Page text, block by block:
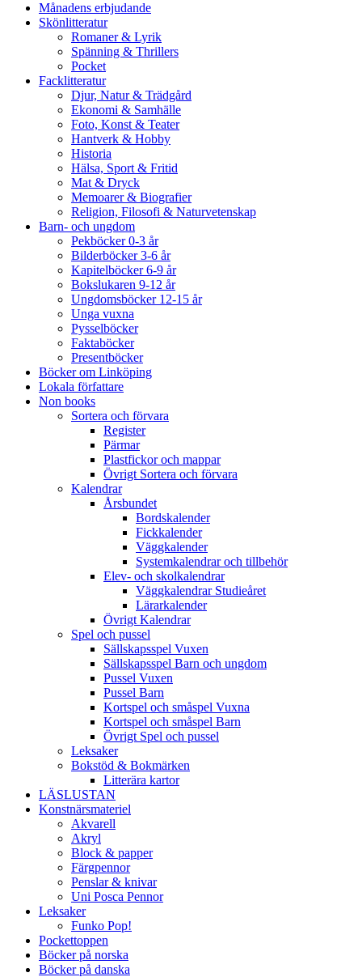
Månadens erbjudande
Skönlitteratur
Romaner & Lyrik
Spänning & Thrillers
Pocket
Facklitteratur
Djur, Natur & Trädgård
Ekonomi & Samhälle
Foto, Konst & Teater
Hantverk & Hobby
Historia
Hälsa, Sport & Fritid
Mat & Dryck
Memoarer & Biografier
Religion, Filosofi & Naturvetenskap
Barn- och ungdom
Pekböcker 0-3 år
Bilderböcker 3-6 år
Kapitelböcker 6-9 år
Bokslukaren 9-12 år
Ungdomsböcker 12-15 år
Unga vuxna
Pysselböcker
Faktaböcker
Presentböcker
Böcker om Linköping
Lokala författare
Non books
Sortera och förvara
Register
Pärmar
Plastfickor och mappar
Övrigt Sortera och förvara
Kalendrar
Årsbundet
Bordskalender
Fickkalender
Väggkalender
Systemkalendrar och tillbehör
Elev- och skolkalendrar
Väggkalendrar Studieåret
Lärarkalender
Övrigt Kalendrar
Spel och pussel
Sällskapsspel Vuxen
Sällskapsspel Barn och ungdom
Pussel Vuxen
Pussel Barn
Kortspel och småspel Vuxna
Kortspel och småspel Barn
Övrigt Spel och pussel
Leksaker
Bokstöd & Bokmärken
Litterära kartor
LÄSLUSTAN
Konstnärsmateriel
Akvarell
Akryl
Block & papper
Färgpennor
Penslar & knivar
Uni Posca Pennor
Leksaker
Funko Pop!
Pockettoppen
Böcker på norska
Böcker på danska